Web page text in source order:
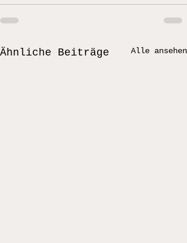
Ähnliche Beiträge Alle ansehen